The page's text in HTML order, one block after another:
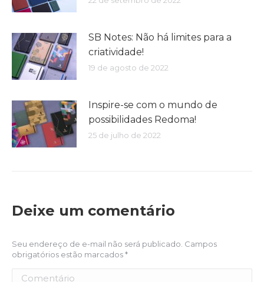
SB Notes: Não há limites para a
criatividade!
19 de agosto de 2022
Inspire-se com o mundo de
possibilidades Redoma!
25 de julho de 2022
Deixe um comentário
Seu endereço de e-mail não será publicado. Campos
obrigatórios estão marcados*
Comentário